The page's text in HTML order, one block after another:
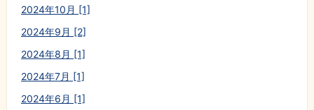
2024年10月 [1]
2024年9月 [2]
2024年8月 [1]
2024年7月 [1]
2024年6月 [1]